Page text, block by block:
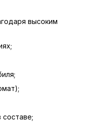
высоким